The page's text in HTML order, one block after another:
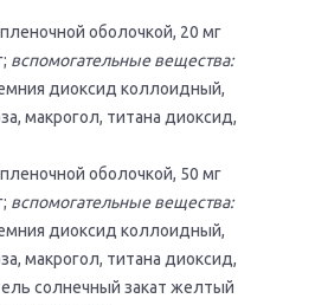
оболочкой, 20 мг
вспомогательные вещества:
диоксид коллоидный,
макрогол, титана диоксид,
оболочкой, 50 мг
вспомогательные вещества:
диоксид коллоидный,
макрогол, титана диоксид,
солнечный закат желтый